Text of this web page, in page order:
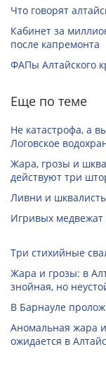
Что говорят
Кабинет за
после капремонта
ФАПы Алтайского
Еще по теме
Не катастрофа, а
Логовское
Жара, грозы и
действуют три
Ливни и
Игривых медвежат
Три стихийные
Жара и грозы: в
знойная, но
В Барнауле
Аномальная жара
ожидается в